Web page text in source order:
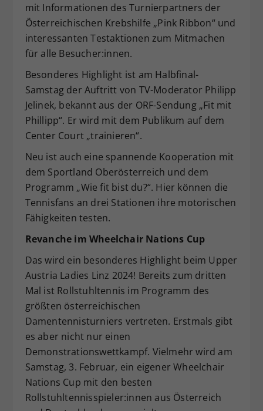
mit Informationen des Turnierpartners der
Österreichischen Krebshilfe „Pink Ribbon“ und
interessanten Testaktionen zum Mitmachen
für alle Besucher:innen.
Besonderes Highlight ist am Halbfinal-
Samstag der Auftritt von TV-Moderator Philipp
Jelinek, bekannt aus der ORF-Sendung „Fit mit
Phillipp“. Er wird mit dem Publikum auf dem
Center Court „trainieren“.
Neu ist auch eine spannende Kooperation mit
dem Sportland Oberösterreich und dem
Programm „Wie fit bist du?“. Hier können die
Tennisfans an drei Stationen ihre motorischen
Fähigkeiten testen.
Revanche im Wheelchair Nations Cup
Das wird ein besonderes Highlight beim Upper
Austria Ladies Linz 2024! Bereits zum dritten
Mal ist Rollstuhltennis im Programm des
größten österreichischen
Damentennisturniers vertreten. Erstmals gibt
es aber nicht nur einen
Demonstrationswettkampf. Vielmehr wird am
Samstag, 3. Februar, ein eigener Wheelchair
Nations Cup mit den besten
Rollstuhltennisspieler:innen aus Österreich